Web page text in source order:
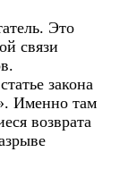
Это
связи
закона
Именно там
возврата